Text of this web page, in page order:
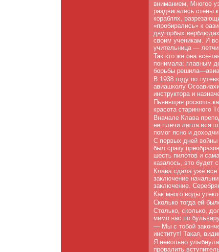
вниманием, Многое
раздвигались стены
кораблях,
«пробирались» к
двугорбых
своим ученикам. И
учительница —
Так кто же она все-
понимала: главным
борьбы
В 1938 году по
авиашколу
инструктора и
Пьянящая роскошь
красота старинного
Вначале Клава
ее плечи легла вся
помог ясно и
С первых дней войны
был сразу
шесть пилотов и
казалось, это будет
Клава сдала уже все
заключение
заключение.
Как много воды
Сколько тогда ей
Столько, сколько,
мимо нас по
— Мы с тобой
институт! Такая,
Я невольно
провалить